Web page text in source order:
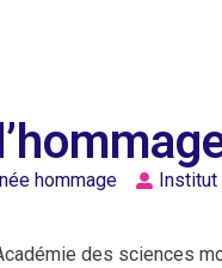
hommage Institut
des sciences